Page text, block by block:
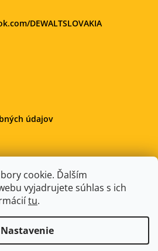
cookie. Ďalším
vyjadrujete súhlas s ich
tu.
Nastavenie
DEWALTSLOVAKIA
údajov